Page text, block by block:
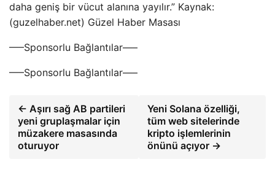
daha geniş bir vücut alanına yayılır.” Kaynak:
(guzelhaber.net) Güzel Haber Masası
—–Sponsorlu Bağlantılar—–
—–Sponsorlu Bağlantılar—–
← Aşırı sağ AB partileri
yeni gruplaşmalar için
müzakere masasında
oturuyor
Yeni Solana özelliği,
tüm web sitelerinde
kripto işlemlerinin
önünü açıyor →